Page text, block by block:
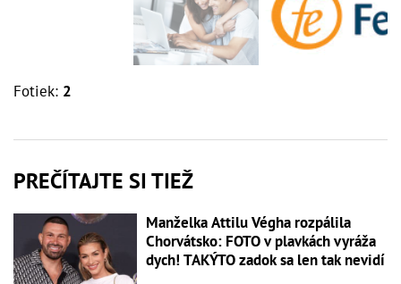
Fotiek: 2
PREČÍTAJTE SI TIEŽ
Manželka Attilu Végha rozpálila
Chorvátsko: FOTO v plavkách vyráža
dych! TAKÝTO zadok sa len tak nevidí